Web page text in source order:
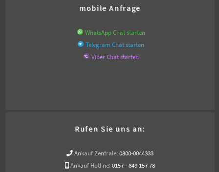
mobile Anfrage
WhatsApp Chat starten
Telegram Chat starten
Viber Chat starten
Rufen Sie uns an:
Ankauf Zentrale: 0800-0044333
Ankauf Hotline: 0157 - 849 157 78